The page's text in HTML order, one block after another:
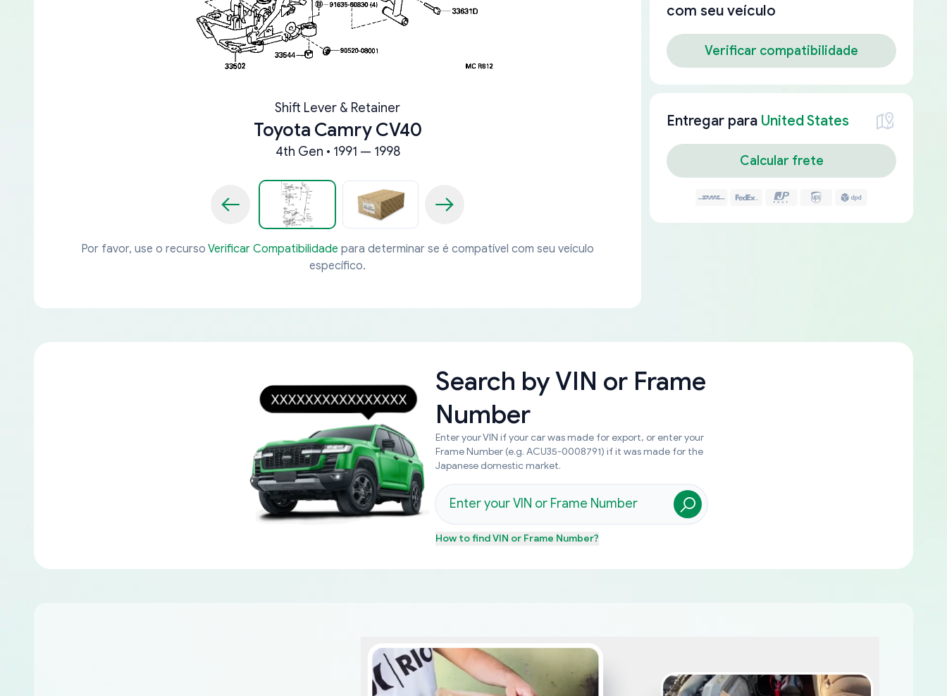
Shift Lever & Retainer
Toyota Camry CV40
4th Gen • 1991 — 1998
Por favor, use o recurso Verificar Compatibilidade para determinar se é compatível com seu veículo
específico.
com seu veículo
Verificar compatibilidade
Entregar para United States
Calcular frete
Search byVIN or Frame
Number
Enter your VIN if your car was made for export, or enter your
Frame Number (e.g. ACU35-0008791) if it was made for the
Japanese domestic market.
How to findVIN or Frame Number?